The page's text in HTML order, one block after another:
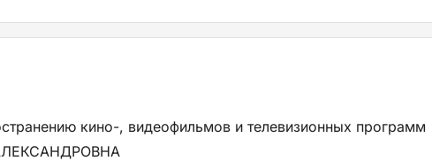
кино-, видеофильмов и телевизионных программ